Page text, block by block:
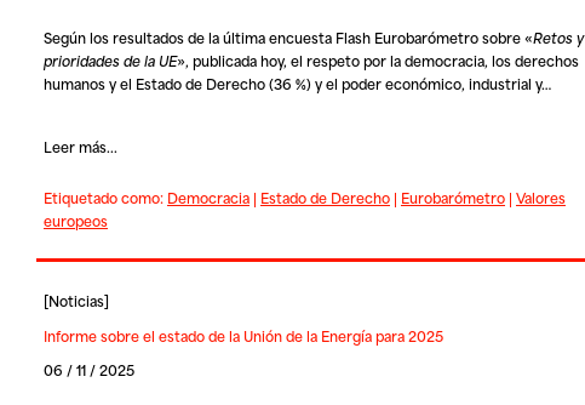
Según los resultados de la última encuesta Flash Eurobarómetro sobre «Retos y
prioridades de la UE», publicada hoy, el respeto por la democracia, los derechos
humanos y el Estado de Derecho (36 %) y el poder económico, industrial y…
Leer más...
Etiquetado como: Democracia| Estado de Derecho| Eurobarómetro| Valores
europeos
[Noticias]
Informe sobre el estado de la Unión de la Energía para 2025
06 / 11 / 2025